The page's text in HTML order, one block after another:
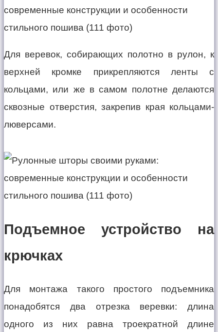
Для веревок, собирающих полотно в рулон, к
верхней кромке прикрепляются ленты с
кольцами, или же в самом полотне делаются
сквозные отверстия, закрепив края кольцами-
люверсами.
Подъемное устройство на
крючках
Для монтажа такого простого подъемника
понадобятся два отрезка веревки: длина
одного из них равна троекратной длине